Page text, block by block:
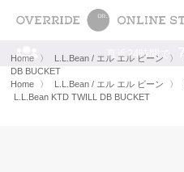
All Women
Home 〉 L.L.Bean / エル エル ビーン 〉
DB BUCKET
Home
〉 L.L.Bean / エル エル ビーン 〉
L.L.Bean KTD TWILL DB BUCKET